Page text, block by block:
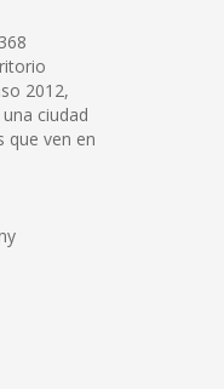
2012,
ciudad
que ven en